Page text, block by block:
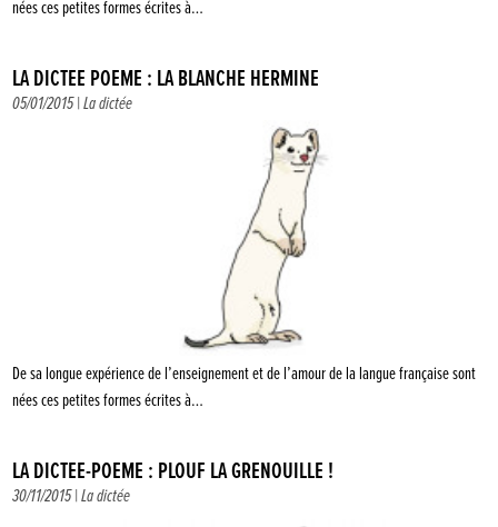
nées ces petites formes écrites à…
LA DICTÉE POÈME : LA BLANCHE HERMINE
05/01/2015 |La dictée
De sa longue expérience de l’enseignement et de l’amour de la langue française sont
nées ces petites formes écrites à…
LA DICTÉE-POÈME : PLOUF LA GRENOUILLE !
30/11/2015 |La dictée